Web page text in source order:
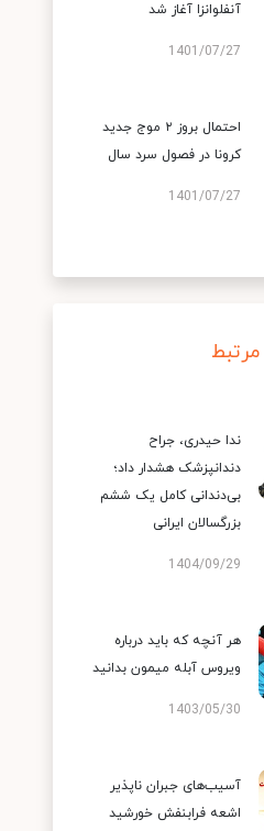
آنفلوانزا آغاز شد
1401/07/27
احتمال بروز ۲ موج جدید
کرونا در فصول سرد سال
1401/07/27
مرتبط
ندا حیدری، جراح
دندانپزشک هشدار داد؛
بی‌دندانی کامل یک ششم
بزرگسالان ایرانی
1404/09/29
هر آنچه که باید درباره
ویروس آبله میمون بدانید
1403/05/30
آسیب‌های جبران ناپذیر
اشعه فرابنفش خورشید